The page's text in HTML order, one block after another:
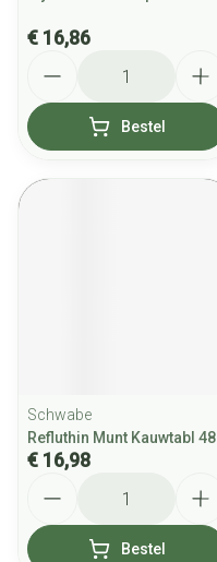
€ 16,86
Bestel
Schwabe
Refluthin Munt Kauwtabl 48
€ 16,98
Bestel